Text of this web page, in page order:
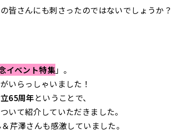
皆さんにも刺さったのではないでしょうか？
イベント特集」。
がいらっしゃいました！
65周年ということで、
いて紹介していただきました。
芹澤さんも感激していました。